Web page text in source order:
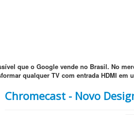
que o Google vende no Brasil. No
qualquer TV com entrada HDMI em
Chromecast - Novo